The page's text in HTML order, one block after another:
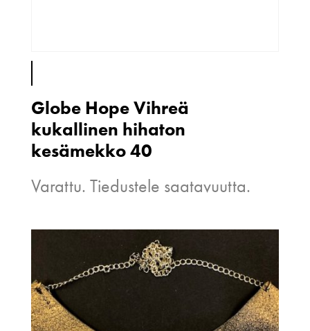
Globe Hope Vihreä
kukallinen hihaton
kesämekko 40
Varattu. Tiedustele saatavuutta.